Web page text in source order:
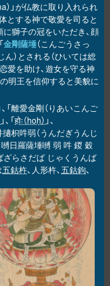
）」が仏教に取り入れられ
とする神で敬愛を司ると
獅子の冠をいただき、顔
金剛薩埵（こんごうさっ
ん）とされる（ひいては総
愛を助け、遊女を守る神
明王を信仰すると美貌に
「離愛金剛（りあいこんご
」、「होः（hoḥ） 」、
擿枳吽弱（うんだぎうんじ
嚩日羅薩埵嚩 弱 吽 鍐 穀
ざらさだば じゃくうんば
五鈷杵、人形杵、五鈷鉤、